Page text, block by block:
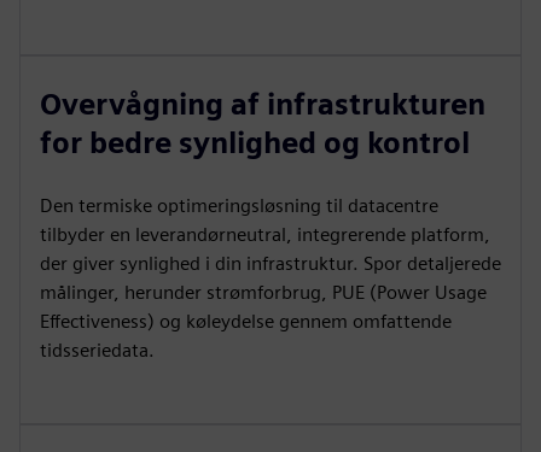
Overvågning af infrastrukturen
for bedre synlighed og kontrol
Den termiske optimeringsløsning til datacentre
tilbyder en leverandørneutral, integrerende platform,
der giver synlighed i din infrastruktur. Spor detaljerede
målinger, herunder strømforbrug, PUE (Power Usage
Effectiveness) og køleydelse gennem omfattende
tidsseriedata.